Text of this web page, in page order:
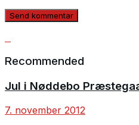
Recommended
Jul i Nøddebo
7. november 2012